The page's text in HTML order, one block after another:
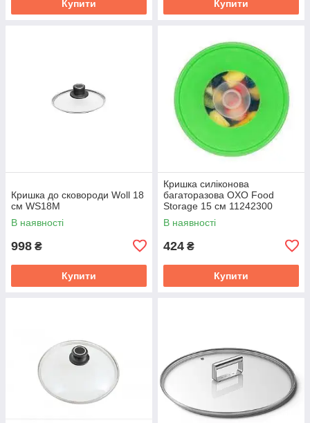
Купити Купити
Кришка до сковороди Woll 18
см WS18M
В наявності
998 ₴
Купити
Кришка силіконова
багаторазова OXO Food
Storage 15 см 11242300
В наявності
424 ₴
Купити